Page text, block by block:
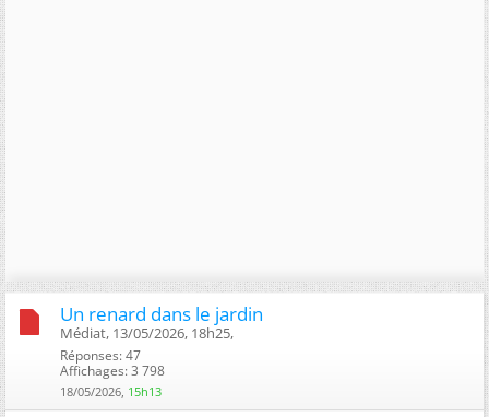
Un renard dans le jardin
Médiat, 13/05/2026, 18h25, ‎
Réponses: 47
Affichages: 3 798
18/05/2026, 15h13